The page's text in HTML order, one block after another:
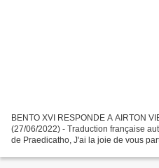
BENTO XVI RESPONDE A AIRTON
(27/06/2022) - Traduction française
de Praedicatho, J'ai la joie de vous